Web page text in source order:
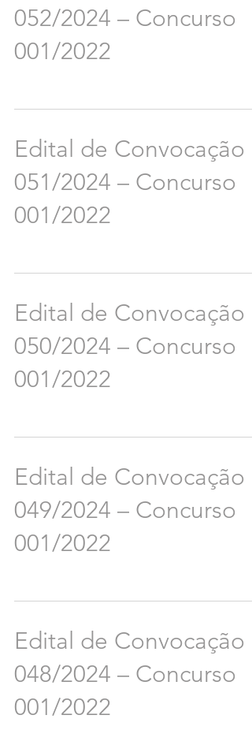
052/2024 – Concurso
001/2022
Edital de Convocação
051/2024 – Concurso
001/2022
Edital de Convocação
050/2024 – Concurso
001/2022
Edital de Convocação
049/2024 – Concurso
001/2022
Edital de Convocação
048/2024 – Concurso
001/2022